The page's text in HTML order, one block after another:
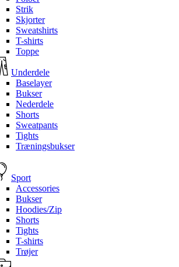
Strik
Skjorter
Sweatshirts
T-shirts
Toppe
Underdele
Baselayer
Bukser
Nederdele
Shorts
Sweatpants
Tights
Træningsbukser
Sport
Accessories
Bukser
Hoodies/Zip
Shorts
Tights
T-shirts
Trøjer